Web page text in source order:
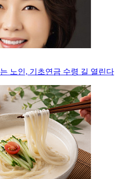
노인, 기초연금 수령 길 열린다